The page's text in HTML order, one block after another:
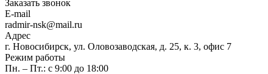
Заказать звонок
E-mail
radmir-nsk@mail.ru
Адрес
г. Новосибирск, ул. Оловозаводская, д. 25, к. 3, офис 7
Режим работы
Пн. – Пт.: с 9:00 до 18:00